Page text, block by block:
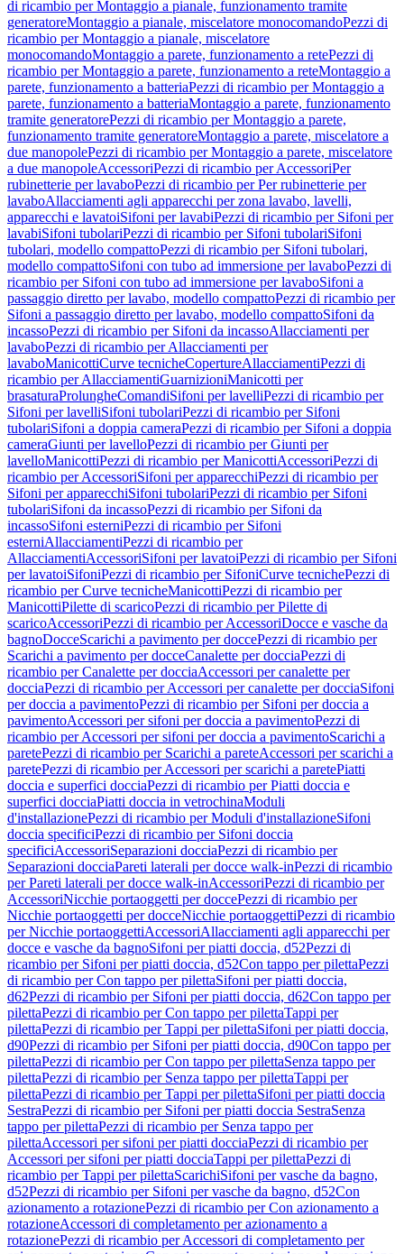
di ricambio per Montaggio a pianale, funzionamento tramite
generatoreMontaggio a pianale, miscelatore monocomandoPezzi di
ricambio per Montaggio a pianale, miscelatore
monocomandoMontaggio a parete, funzionamento a retePezzi di
ricambio per Montaggio a parete, funzionamento a reteMontaggio a
parete, funzionamento a batteriaPezzi di ricambio per Montaggio a
parete, funzionamento a batteriaMontaggio a parete, funzionamento
tramite generatorePezzi di ricambio per Montaggio a parete,
funzionamento tramite generatoreMontaggio a parete, miscelatore a
due manopolePezzi di ricambio per Montaggio a parete, miscelatore
a due manopoleAccessoriPezzi di ricambio per AccessoriPer
rubinetterie per lavaboPezzi di ricambio per Per rubinetterie per
lavaboAllacciamenti agli apparecchi per zona lavabo, lavelli,
apparecchi e lavatoiSifoni per lavabiPezzi di ricambio per Sifoni per
lavabiSifoni tubolariPezzi di ricambio per Sifoni tubolariSifoni
tubolari, modello compattoPezzi di ricambio per Sifoni tubolari,
modello compattoSifoni con tubo ad immersione per lavaboPezzi di
ricambio per Sifoni con tubo ad immersione per lavaboSifoni a
passaggio diretto per lavabo, modello compattoPezzi di ricambio per
Sifoni a passaggio diretto per lavabo, modello compattoSifoni da
incassoPezzi di ricambio per Sifoni da incassoAllacciamenti per
lavaboPezzi di ricambio per Allacciamenti per
lavaboManicottiCurve tecnicheCopertureAllacciamentiPezzi di
ricambio per AllacciamentiGuarnizioniManicotti per
brasaturaProlungheComandiSifoni per lavelliPezzi di ricambio per
Sifoni per lavelliSifoni tubolariPezzi di ricambio per Sifoni
tubolariSifoni a doppia cameraPezzi di ricambio per Sifoni a doppia
cameraGiunti per lavelloPezzi di ricambio per Giunti per
lavelloManicottiPezzi di ricambio per ManicottiAccessoriPezzi di
ricambio per AccessoriSifoni per apparecchiPezzi di ricambio per
Sifoni per apparecchiSifoni tubolariPezzi di ricambio per Sifoni
tubolariSifoni da incassoPezzi di ricambio per Sifoni da
incassoSifoni esterniPezzi di ricambio per Sifoni
esterniAllacciamentiPezzi di ricambio per
AllacciamentiAccessoriSifoni per lavatoiPezzi di ricambio per Sifoni
per lavatoiSifoniPezzi di ricambio per SifoniCurve tecnichePezzi di
ricambio per Curve tecnicheManicottiPezzi di ricambio per
ManicottiPilette di scaricoPezzi di ricambio per Pilette di
scaricoAccessoriPezzi di ricambio per AccessoriDocce e vasche da
bagnoDocceScarichi a pavimento per doccePezzi di ricambio per
Scarichi a pavimento per docceCanalette per docciaPezzi di
ricambio per Canalette per docciaAccessori per canalette per
docciaPezzi di ricambio per Accessori per canalette per docciaSifoni
per doccia a pavimentoPezzi di ricambio per Sifoni per doccia a
pavimentoAccessori per sifoni per doccia a pavimentoPezzi di
ricambio per Accessori per sifoni per doccia a pavimentoScarichi a
paretePezzi di ricambio per Scarichi a pareteAccessori per scarichi a
paretePezzi di ricambio per Accessori per scarichi a paretePiatti
doccia e superfici docciaPezzi di ricambio per Piatti doccia e
superfici docciaPiatti doccia in vetrochinaModuli
d'installazionePezzi di ricambio per Moduli d'installazioneSifoni
doccia specificiPezzi di ricambio per Sifoni doccia
specificiAccessoriSeparazioni docciaPezzi di ricambio per
Separazioni docciaPareti laterali per docce walk-inPezzi di ricambio
per Pareti laterali per docce walk-inAccessoriPezzi di ricambio per
AccessoriNicchie portaoggetti per doccePezzi di ricambio per
Nicchie portaoggetti per docceNicchie portaoggettiPezzi di ricambio
per Nicchie portaoggettiAccessoriAllacciamenti agli apparecchi per
docce e vasche da bagnoSifoni per piatti doccia, d52Pezzi di
ricambio per Sifoni per piatti doccia, d52Con tappo per pilettaPezzi
di ricambio per Con tappo per pilettaSifoni per piatti doccia,
d62Pezzi di ricambio per Sifoni per piatti doccia, d62Con tappo per
pilettaPezzi di ricambio per Con tappo per pilettaTappi per
pilettaPezzi di ricambio per Tappi per pilettaSifoni per piatti doccia,
d90Pezzi di ricambio per Sifoni per piatti doccia, d90Con tappo per
pilettaPezzi di ricambio per Con tappo per pilettaSenza tappo per
pilettaPezzi di ricambio per Senza tappo per pilettaTappi per
pilettaPezzi di ricambio per Tappi per pilettaSifoni per piatti doccia
SestraPezzi di ricambio per Sifoni per piatti doccia SestraSenza
tappo per pilettaPezzi di ricambio per Senza tappo per
pilettaAccessori per sifoni per piatti docciaPezzi di ricambio per
Accessori per sifoni per piatti docciaTappi per pilettaPezzi di
ricambio per Tappi per pilettaScarichiSifoni per vasche da bagno,
d52Pezzi di ricambio per Sifoni per vasche da bagno, d52Con
azionamento a rotazionePezzi di ricambio per Con azionamento a
rotazioneAccessori di completamento per azionamento a
rotazionePezzi di ricambio per Accessori di completamento per